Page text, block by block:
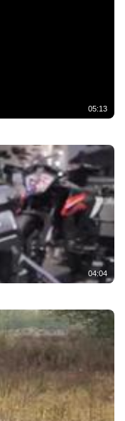
05:13
04:04